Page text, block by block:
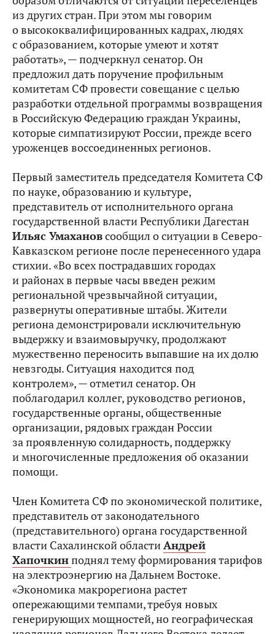
из других стран. При этом мы говорим
о высококвалифицированных кадрах, людях
с образованием, которые умеют и хотят
работать», — подчеркнул сенатор. Он
предложил дать поручение профильным
комитетам СФ провести совещание с целью
разработки отдельной программы возвращения
в Российскую Федерацию граждан Украины,
которые симпатизируют России, прежде всего
уроженцев воссоединенных регионов.
Первый заместитель председателя Комитета СФ
по науке, образованию и культуре,
представитель от исполнительного органа
государственной власти Республики Дагестан
Ильяс Умахановсообщил о ситуации в Северо-
Кавказском регионе после перенесенного удара
стихии. «Во всех пострадавших городах
и районах в первые часы введен режим
региональной чрезвычайной ситуации,
развернуты оперативные штабы. Жители
региона демонстрировали исключительную
выдержку и взаимовыручку, продолжают
мужественно переносить выпавшие на их долю
невзгоды. Ситуация находится под
контролем», — отметил сенатор. Он
поблагодарил коллег, руководство регионов,
государственные органы, общественные
организации, рядовых граждан России
за проявленную солидарность, поддержку
и многочисленные предложения об оказании
помощи.
Член Комитета СФ по экономической политике,
представитель от законодательного
(представительного) органа государственной
власти Сахалинской областиАндрей
Хапочкинподнял тему формирования тарифов
на электроэнергию на Дальнем Востоке.
«Экономика макрорегиона растет
опережающими темпами, требуя новых
генерирующих мощностей, но географическая